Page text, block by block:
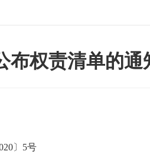
布权责清单的通
〕 5号